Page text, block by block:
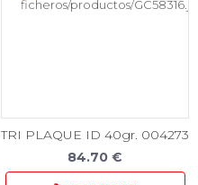
TRI PLAQUE ID 40gr. 004273
84.70 €